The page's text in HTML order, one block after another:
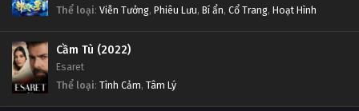
Thể loại: Viễn Tưởng, Phiêu Lưu, Bí ẩn, Cổ Trang, Hoạt Hình
Cầm Tù (2022)
Esaret
Thể loại: Tình Cảm, Tâm Lý